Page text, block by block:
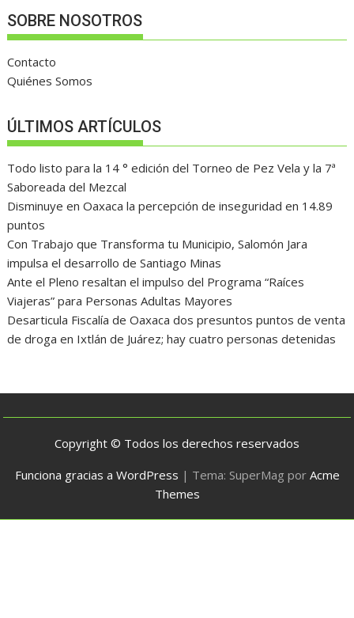
SOBRE NOSOTROS
Contacto
Quiénes Somos
ÚLTIMOS ARTÍCULOS
Todo listo para la 14 ° edición del Torneo de Pez Vela y la 7ª
Saboreada del Mezcal
Disminuye en Oaxaca la percepción de inseguridad en 14.89
puntos
Con Trabajo que Transforma tu Municipio, Salomón Jara
impulsa el desarrollo de Santiago Minas
Ante el Pleno resaltan el impulso del Programa “Raíces
Viajeras” para Personas Adultas Mayores
Desarticula Fiscalía de Oaxaca dos presuntos puntos de venta
de droga en Ixtlán de Juárez; hay cuatro personas detenidas
Copyright © Todos los derechos reservados
Funciona gracias a WordPress | Tema: SuperMag por Acme
Themes